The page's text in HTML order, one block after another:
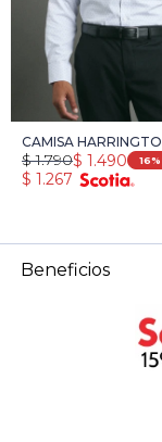
CAMISA
BLANCO/AZUL OSC
$ 1.490
$ 1.790 16
$ 1.267
Beneficios